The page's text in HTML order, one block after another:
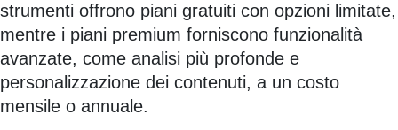
strumenti offrono piani gratuiti con opzioni limitate,
mentre i piani premium forniscono funzionalità
avanzate, come analisi più profonde e
personalizzazione dei contenuti, a un costo
mensile o annuale.